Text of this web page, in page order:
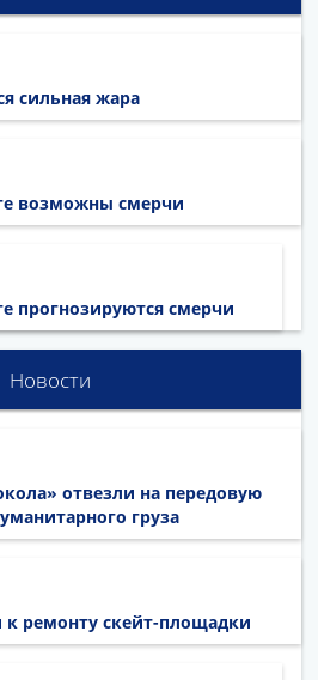
сильная жара
возможны смерчи
прогнозируются смерчи
Новости
отвезли на передовую
груза
к ремонту скейт-площадки